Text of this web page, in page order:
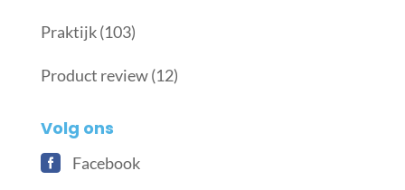
Praktijk(103)
Product review(12)
Volg ons
Facebook